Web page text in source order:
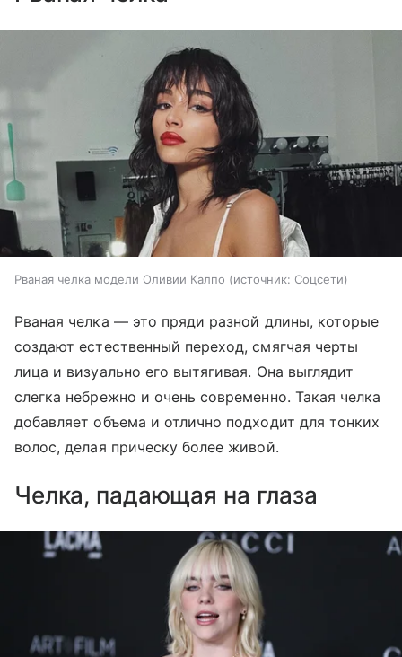
Рваная челка модели Оливии Калпо источник: Соцсети
Рваная челка — это пряди разной длины, которые
создают естественный переход, смягчая черты
лица и визуально его вытягивая. Она выглядит
слегка небрежно и очень современно. Такая челка
добавляет объема и отлично подходит для тонких
волос, делая прическу более живой.
Челка, падающая на глаза